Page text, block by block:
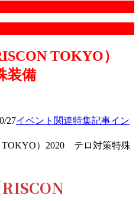
TOKYO）
装備
27イベント関連特集記事イン